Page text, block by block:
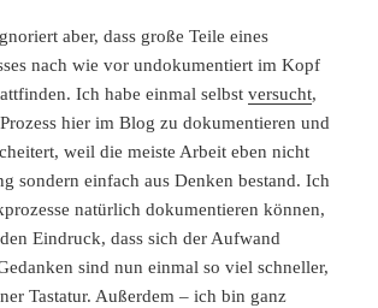
aber, dass große Teile eines
nach wie vor undokumentiert im Kopf
Ich habe einmal selbstversucht,
hier im Blog zu dokumentieren und
weil die meiste Arbeit eben nicht
sondern einfach aus Denken bestand. Ich
natürlich dokumentieren können,
Eindruck, dass sich der Aufwand
sind nun einmal so viel schneller,
Tastatur. Außerdem – ich bin ganz